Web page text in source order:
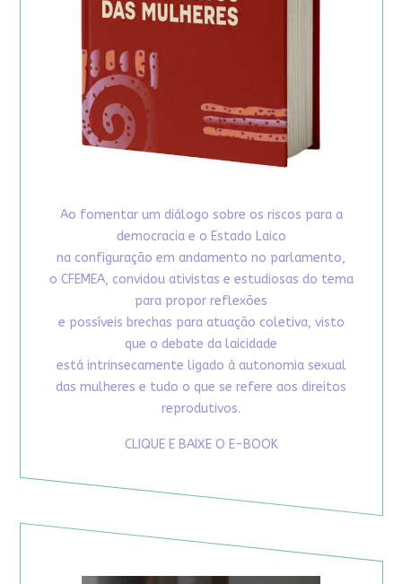
Ao fomentar um diálogo sobre os riscos para a
democracia e o Estado Laico
na configuração em andamento no parlamento,
o CFEMEA, convidou ativistas e estudiosas do tema
para propor reflexões
e possíveis brechas para atuação coletiva, visto
que o debate da laicidade
está intrinsecamente ligado à autonomia sexual
das mulheres e tudo o que se refere aos direitos
reprodutivos.
CLIQUE E BAIXE O E-BOOK